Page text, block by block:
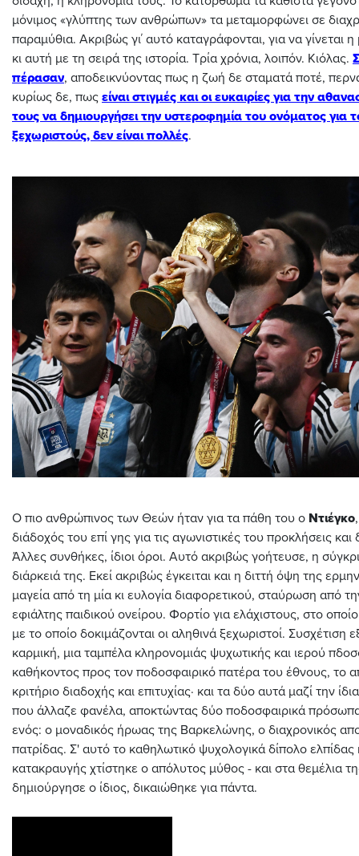
μόνιμος «γλύπτης των ανθρώπων» τα μεταμορφώνει σε
παραμύθια. Ακριβώς γι΄ αυτό καταγράφονται, για να γίνεται
κι αυτή με τη σειρά της ιστορία. Τρία χρόνια, λοιπόν. Κιόλας.
πέρασαν, αποδεικνύοντας πως η ζωή δε σταματά ποτέ,
κυρίως δε, πως είναι στιγμές και οι ευκαιρίες για την
τους να δημιουργήσει την υστεροφημία του ονόματος για
ξεχωριστούς, δεν είναι πολλές.
Ο πιο ανθρώπινος των Θεών ήταν για τα πάθη του ο Ντιέγκο
διάδοχός του επί γης για τις αγωνιστικές του προκλήσεις και
Άλλες συνθήκες, ίδιοι όροι. Αυτό ακριβώς γοήτευσε, η
διάρκειά της. Εκεί ακριβώς έγκειται και η διττή όψη της
μαγεία από τη μία κι ευλογία διαφορετικού, σταύρωση από
εφιάλτης παιδικού ονείρου. Φορτίο για ελάχιστους, στο οποίο
με το οποίο δοκιμάζονται οι αληθινά ξεχωριστοί. Συσχέτιση
καρμική, μια ταμπέλα κληρονομιάς ψυχωτικής και ιερού
καθήκοντος προς τον ποδοσφαιρικό πατέρα του έθνους, το
κριτήριο διαδοχής και επιτυχίας· και τα δύο αυτά μαζί την
που άλλαζε φανέλα, αποκτώντας δύο ποδοσφαιρικά
ενός: ο μοναδικός ήρωας της Βαρκελώνης, ο διαχρονικός
πατρίδας. Σ' αυτό το καθηλωτικό ψυχολογικά δίπολο ελπίδας
κατακραυγής χτίστηκε ο απόλυτος μύθος - και στα θεμέλια
δημιούργησε ο ίδιος, δικαιώθηκε για πάντα.